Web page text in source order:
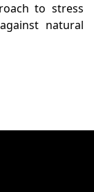
to stress
natural